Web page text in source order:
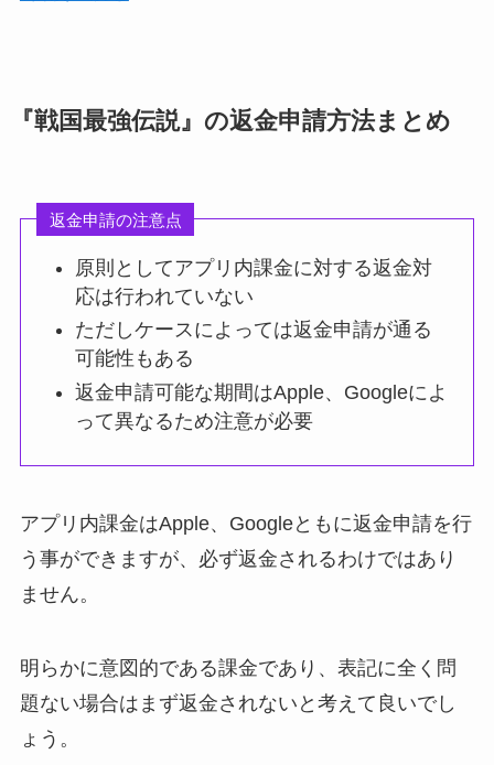
『戦国最強伝説』の返金申請方法まとめ
返金申請の注意点
原則としてアプリ内課金に対する返金対
応は行われていない
ただしケースによっては返金申請が通る
可能性もある
返金申請可能な期間はApple、Googleによ
って異なるため注意が必要
アプリ内課金はApple、Googleともに返金申請を行
う事ができますが、必ず返金されるわけではあり
ません。
明らかに意図的である課金であり、表記に全く問
題ない場合はまず返金されないと考えて良いでし
ょう。